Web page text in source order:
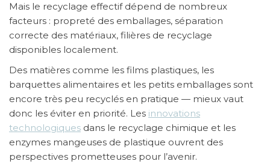
Mais le recyclage effectif dépend de nombreux
facteurs : propreté des emballages, séparation
correcte des matériaux, filières de recyclage
disponibles localement.
Des matières comme les films plastiques, les
barquettes alimentaires et les petits emballages sont
encore très peu recyclés en pratique — mieux vaut
donc les éviter en priorité. Les innovations
technologiques dans le recyclage chimique et les
enzymes mangeuses de plastique ouvrent des
perspectives prometteuses pour l’avenir.